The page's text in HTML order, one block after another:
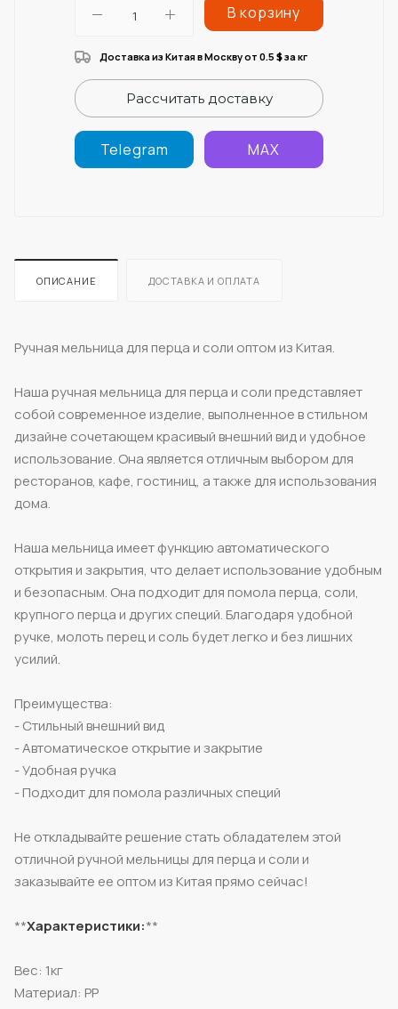
В корзину
Доставка из Китая в Москву от 0.5 $за кг
Рассчитать доставку
Telegram MAX
ОПИСАНИЕ ДОСТАВКА И ОПЛАТА
Ручная мельница для перца и соли оптом из Китая.
Наша ручная мельница для перца и соли представляет
собой современное изделие, выполненное в стильном
дизайне сочетающем красивый внешний вид и удобное
использование. Она является отличным выбором для
ресторанов, кафе, гостиниц, а также для использования
дома.
Наша мельница имеет функцию автоматического
открытия и закрытия, что делает использование удобным
и безопасным. Она подходит для помола перца, соли,
крупного перца и других специй. Благодаря удобной
ручке, молоть перец и соль будет легко и без лишних
усилий.
Преимущества:
- Стильный внешний вид
- Автоматическое открытие и закрытие
- Удобная ручка
- Подходит для помола различных специй
Не откладывайте решение стать обладателем этой
отличной ручной мельницы для перца и соли и
заказывайте ее оптом из Китая прямо сейчас!
**Характеристики:**
Вес: 1кг
Материал: PP